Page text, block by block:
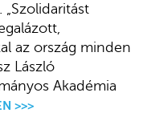
az ország minden
László
Akadémia
>>>